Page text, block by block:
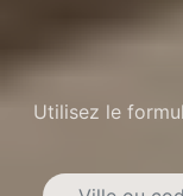
Utilisez le